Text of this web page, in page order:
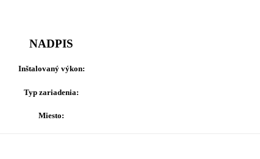
NADPIS
Inštalovaný výkon:
Typ zariadenia:
Miesto: